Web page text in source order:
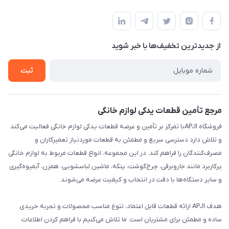
لیست محصولات
درباره ما
قوانین و مقررات
حریم خصوصی
راهنما
از جدید‌ترین تخفیف‌ها با‌ خبر شوید
ثبت
مرجع تأمین قطعات یدکی لوازم خانگی
فروشگاه APJIبا تمرکز بر تأمین و عرضه قطعات یدکی لوازم خانگی فعالیت می‌کند
و تلاش دارد دسترسی سریع و مطمئن به قطعات موردنیاز تعمیرکاران و
مصرف‌کنندگان را فراهم کند. در این مجموعه، انواع قطعات مربوط به لوازم خانگی
پرکاربرد مانند جاروبرقی، چرخ‌گوشت، پنکه، ماشین لباسشویی، همزن، آبمیوه‌گیری
و سایر دستگاه‌ها با دقت در انتخاب و کیفیت عرضه می‌شوند.
هدف APJI ارائه قطعات قابل اعتماد، تنوع مناسب محصولات و تجربه خریدی
ساده و مطمئن برای مشتریان است. ما تلاش می‌کنیم با فراهم کردن اطلاعات